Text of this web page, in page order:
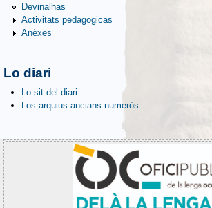
Devinalhas
Activitats pedagogicas
Anèxes
Lo diari
Lo sit del diari
Los arquius ancians numeròs